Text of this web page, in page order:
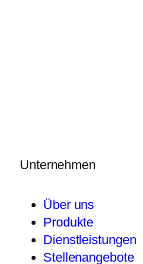
Unternehmen
Über uns
Produkte
Dienstleistungen
Stellenangebote